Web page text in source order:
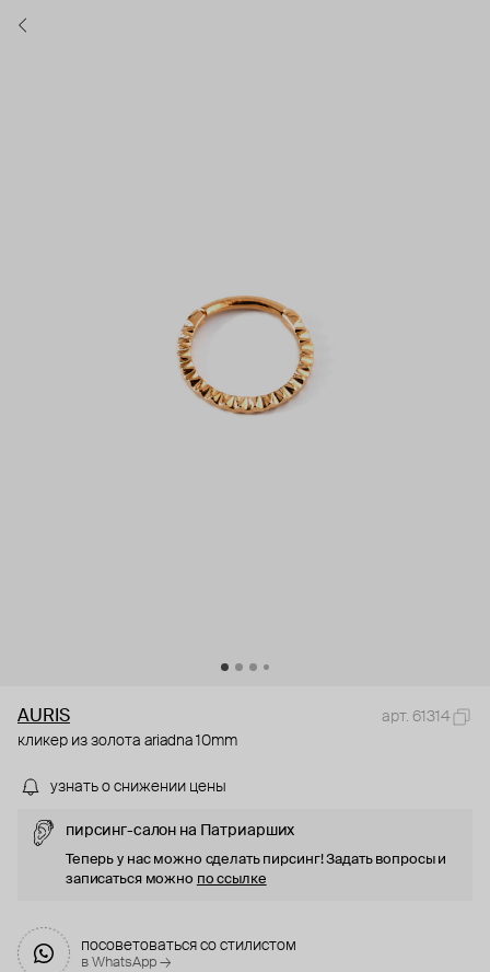
AURIS
арт. 61314
кликер из золота ariadna 10mm
узнать о снижении цены
пирсинг-салон на Патриарших
Теперь у нас можно сделать пирсинг! Задать вопросы и
записаться можно по ссылке
посоветоваться со стилистом
в WhatsApp →